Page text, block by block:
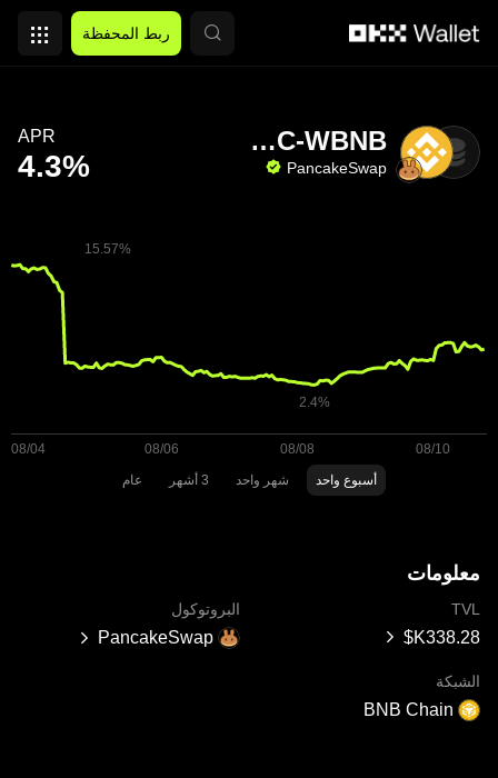
ربط المحفظة
USDC-WBNB
PancakeSwap
APR
أسبوع واحد شهر واحد 3 أشهر عام
معلومات
TVL البروتوكول
PancakeSwap
الشبكة
BNB Chain